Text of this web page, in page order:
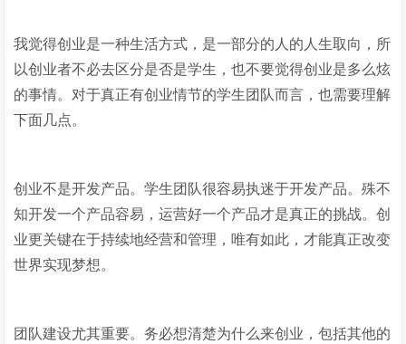
我觉得创业是一种生活方式，是一部分的人的人生取向，所
以创业者不必去区分是否是学生，也不要觉得创业是多么炫
的事情。对于真正有创业情节的学生团队而言，也需要理解
下面几点。
创业不是开发产品。学生团队很容易执迷于开发产品。殊不
知开发一个产品容易，运营好一个产品才是真正的挑战。创
业更关键在于持续地经营和管理，唯有如此，才能真正改变
世界实现梦想。
团队建设尤其重要。务必想清楚为什么来创业，包括其他的